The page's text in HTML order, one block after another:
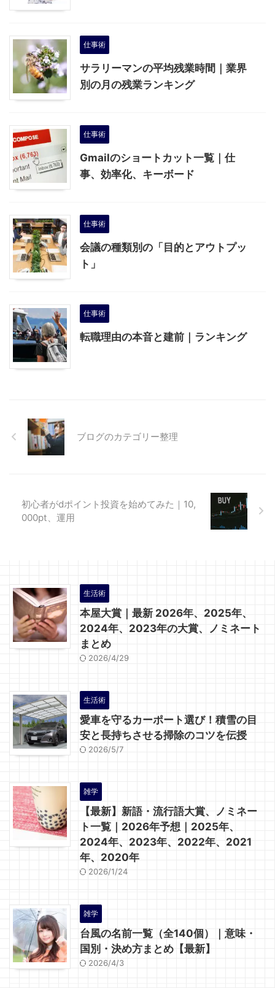
仕事術
サラリーマンの平均残業時間｜業界
別の月の残業ランキング
仕事術
Gmailのショートカット一覧｜仕
事、効率化、キーボード
仕事術
会議の種類別の「目的とアウトプッ
ト」
仕事術
転職理由の本音と建前｜ランキング
ブログのカテゴリー整理
初心者がdポイント投資を始めてみた｜10,
000pt、運用
生活術
本屋大賞｜最新 2026年、2025年、
2024年、2023年の大賞、ノミネート
まとめ
2026/4/29
生活術
愛車を守るカーポート選び！積雪の目
安と長持ちさせる掃除のコツを伝授
2026/5/7
雑学
【最新】新語・流行語大賞、ノミネー
ト一覧｜2026年予想｜2025年、
2024年、2023年、2022年、2021
年、2020年
2026/1/24
雑学
台風の名前一覧（全140個）｜意味・
国別・決め方まとめ【最新】
2026/4/3